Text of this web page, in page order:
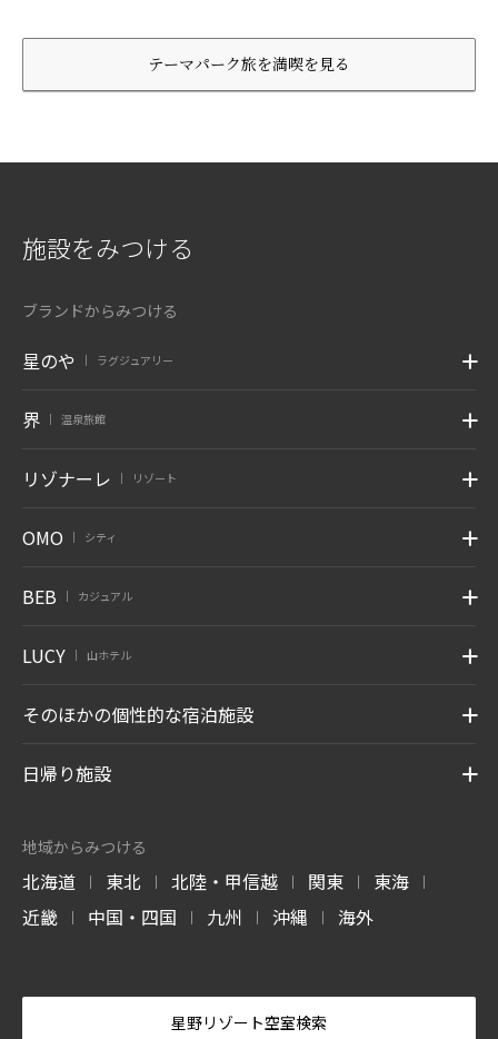
テーマパーク旅を満喫を見る
施設をみつける
ブランドからみつける
星のや ラグジュアリー
界 温泉旅館
リゾナーレ リゾート
OMO シティ
BEB カジュアル
LUCY 山ホテル
そのほかの個性的な宿泊施設
日帰り施設
地域からみつける
北海道 | 東北 | 北陸・甲信越 | 関東 | 東海 |
近畿 | 中国・四国 | 九州 | 沖縄 | 海外
星野リゾート空室検索